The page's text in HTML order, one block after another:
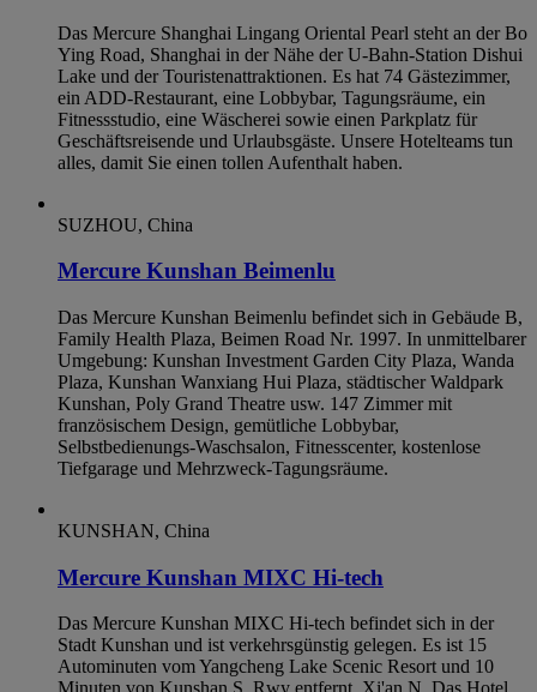
Das Mercure Shanghai Lingang Oriental Pearl steht an der Bo
Ying Road, Shanghai in der Nähe der U-Bahn-Station Dishui
Lake und der Touristenattraktionen. Es hat 74 Gästezimmer,
ein ADD-Restaurant, eine Lobbybar, Tagungsräume, ein
Fitnessstudio, eine Wäscherei sowie einen Parkplatz für
Geschäftsreisende und Urlaubsgäste. Unsere Hotelteams tun
alles, damit Sie einen tollen Aufenthalt haben.
SUZHOU, China
Mercure Kunshan Beimenlu
Das Mercure Kunshan Beimenlu befindet sich in Gebäude B,
Family Health Plaza, Beimen Road Nr. 1997. In unmittelbarer
Umgebung: Kunshan Investment Garden City Plaza, Wanda
Plaza, Kunshan Wanxiang Hui Plaza, städtischer Waldpark
Kunshan, Poly Grand Theatre usw. 147 Zimmer mit
französischem Design, gemütliche Lobbybar,
Selbstbedienungs-Waschsalon, Fitnesscenter, kostenlose
Tiefgarage und Mehrzweck-Tagungsräume.
KUNSHAN, China
Mercure Kunshan MIXC Hi-tech
Das Mercure Kunshan MIXC Hi-tech befindet sich in der
Stadt Kunshan und ist verkehrsgünstig gelegen. Es ist 15
Autominuten vom Yangcheng Lake Scenic Resort und 10